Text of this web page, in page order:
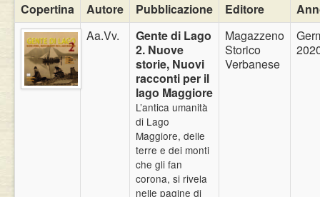
Carlo Alessandro Pisoni
Associazione
Pubblicazioni
Copertina Autore Pubblicazione Editore
Aa.Vv.
Gente di Lago
2. Nuove
storie, Nuovi
racconti per il
lago Maggiore
L’antica umanità
di Lago
Maggiore, delle
terre e dei monti
che gli fan
corona, si rivela
nelle pagine di
Magazzeno
Storico
Verbanese